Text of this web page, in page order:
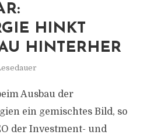
HINKT
HINTERHER
Ausbau der
ein gemischtes Bild, so
der Investment- und